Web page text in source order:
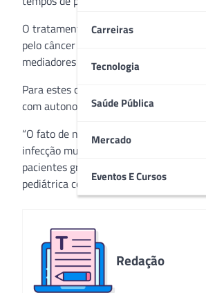
Carreiras
Tecnologia
Saúde Pública
Mercado
Eventos E Cursos
O tratamento do câncer não pode ser
pelo câncer quanto por infecções.
mediadores inflamatórios, que são
Para estes casos específicos, o
com autonomia de filtragem do
“O fato de nossa UTI ser
infecção muito grave utilizamos o
pacientes graves, não
pediátrica coordenadora da UTI do
Redação